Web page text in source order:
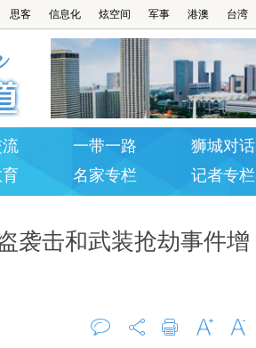
思客 信息化 炫空间 军事 港澳 台湾
一带一路 狮城对话
名家专栏 记者专栏
袭击和武装抢劫事件增